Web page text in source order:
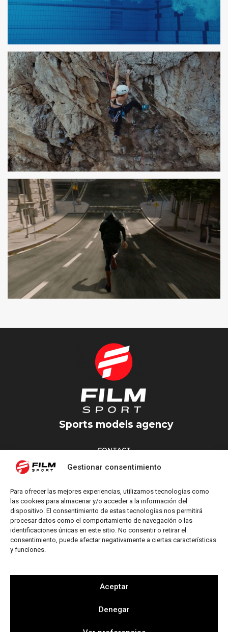
Gestionar consentimiento
Para ofrecer las mejores experiencias, utilizamos tecnologías como
las cookies para almacenar y/o acceder a la información del
dispositivo. El consentimiento de estas tecnologías nos permitirá
procesar datos como el comportamiento de navegación o las
identificaciones únicas en este sitio. No consentir o retirar el
consentimiento, puede afectar negativamente a ciertas características
y funciones.
Aceptar
Denegar
PARLEM
SPOT TV
DECATHLON
SPOT TV
SEAT CUPRA
Sports models agency
CONTACT
Torrent d’en Vidalet, 51 baixos
M: info@filmsport.es
Legal Notice
Privacy Policy